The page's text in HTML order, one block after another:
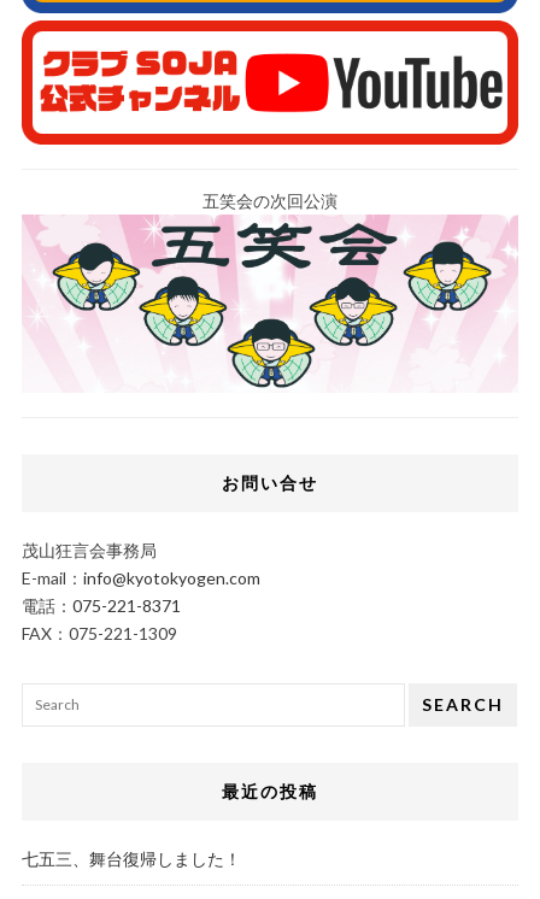
五笑会の次回公演
お問い合せ
茂山狂言会事務局
E-mail： info@kyotokyogen.com
電話： 075-221-8371
FAX：075-221-1309
SEARCH
最近の投稿
七五三、舞台復帰しました！